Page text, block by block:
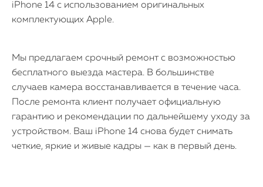
iPhone 14 с использованием оригинальных
комплектующих Apple.
Мы предлагаем срочный ремонт с возможностью
бесплатного выезда мастера. В большинстве
случаев камера восстанавливается в течение часа.
После ремонта клиент получает официальную
гарантию и рекомендации по дальнейшему уходу за
устройством. Ваш iPhone 14 снова будет снимать
четкие, яркие и живые кадры — как в первый день.